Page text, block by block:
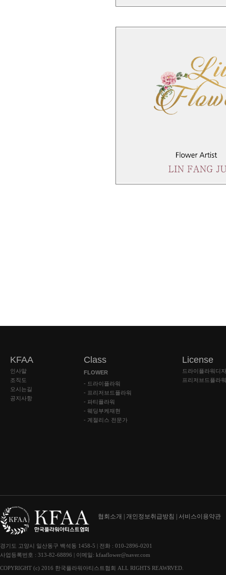
KFAA
인사말
조직도
오시는길
공지사항
Class
FLOWER
- 드라이플라워
- 프리저브드플라워
- 파티플라워
- 웨딩부케재현
- 계절리스 전문가
License
드라이플라워디
프리저브드플라
협회소개 | 개인정보취급방침 | 서비스이용약관
경기도 고양시 일산동구 백석동 1458-5 | 전화 : 010-2896-0201
사업등록번호 : 313-82-68896 | 이메일: kfaaflower@naver.com
COPYRIGHT (c) 2016 한국플라워아티스트협회 ALL RIGHTS REAWRVED.